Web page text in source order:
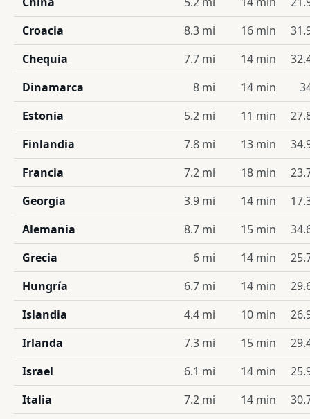
Croacia
8.3 mi 16 min
Chequia
7.7 mi 14 min
Dinamarca
8 mi 14 min
Estonia
5.2 mi 11 min
Finlandia
7.8 mi 13 min
Francia
7.2 mi 18 min
Georgia
3.9 mi 14 min
Alemania
8.7 mi 15 min
Grecia
6 mi 14 min
Hungría
6.7 mi 14 min
Islandia
4.4 mi 10 min
Irlanda
7.3 mi 15 min
Israel
6.1 mi 14 min
Italia
7.2 mi 14 min